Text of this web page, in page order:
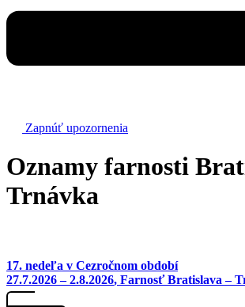
Zapnúť upozornenia
Oznamy farnosti
Trnávka
17. nedeľa v Cezročnom období
27.7.2026 – 2.8.2026, Farnosť Bratislava –